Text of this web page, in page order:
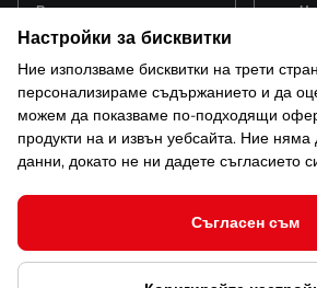
Видове и цена за транспорт
Система за лоялни клиенти
Рекламации и гаранция
Настройки за бисквитки
Ние използваме бисквитки на трети
персонализираме съдържанието и да
можем да показваме по-подходящи
продукти на и извън уебсайта. Ние
данни, докато не ни дадете съгласието
Съгласен съм